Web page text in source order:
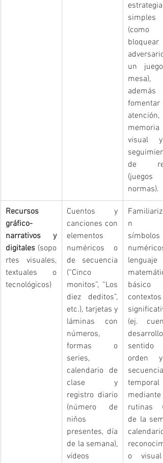
estrategias
simples
(como
un
mesa),
además
memoria
visual
de
(juegos
normas).
Recursos
gráfico-
narrativos y
digitales (sopo
rtes visuales,
textuales o
tecnológicos)
Cuentos y
canciones con
elementos
numéricos o
de secuencia
(“Cinco
monitos”, “Los
diez deditos”,
etc.), tarjetas y
láminas con
números,
formas o
series,
calendario de
clase y
registro diario
(número de
niños
presentes, día
de la semana),
vídeos
n
símbolos
lenguaje
básico
contextos
(ej.
sentido
orden
secuencia
temporal
mediante
rutinas
de la
calendario);
o visual